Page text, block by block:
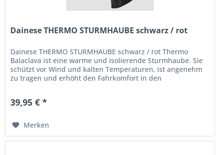
Dainese THERMO STURMHAUBE schwarz / rot
Dainese THERMO STURMHAUBE schwarz / rot Thermo
Balaclava ist eine warme und isolierende Sturmhaube. Sie
schützt vor Wind und kalten Temperaturen, ist angenehm
zu tragen und erhöht den Fahrkomfort in den
39,95 € *
Merken